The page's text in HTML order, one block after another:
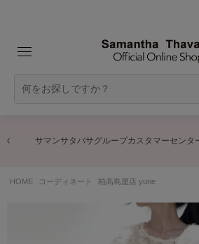
サマンサタバサグループカスタマーセンタ
HOME コーディネート 柏高島屋店 yurie